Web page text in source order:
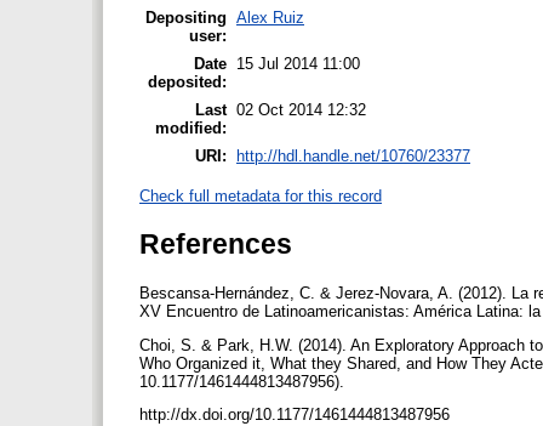
Depositing
user:
Alex Ruiz
Date
deposited:
15 Jul 2014 11:00
Last
modified:
02 Oct 2014 12:32
URI: http://hdl.handle.net/10760/23377
Check full metadata for this record
References
Bescansa-Hernández, C. & Jerez-Novara, A. (2012).
XV Encuentro de Latinoamericanistas: América Latina:
Choi, S. & Park, H.W. (2014). An Exploratory Approach
Who Organized it, What they Shared, and How They
10.1177/1461444813487956).
http://dx.doi.org/10.1177/1461444813487956